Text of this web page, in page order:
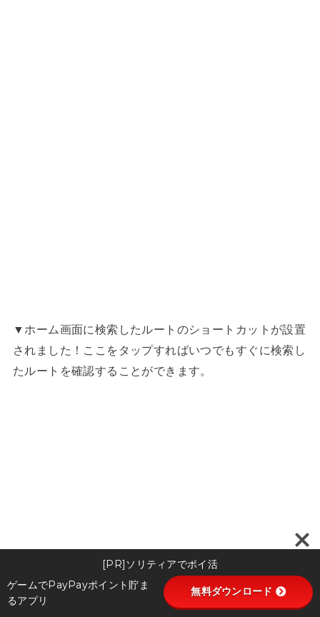
▼ホーム画面に検索したルートのショートカットが設置
されました！ここをタップすればいつでもすぐに検索し
たルートを確認することができます。
[PR]ソリティアでポイ活
ゲームでPayPayポイント貯ま
るアプリ
無料ダウンロード